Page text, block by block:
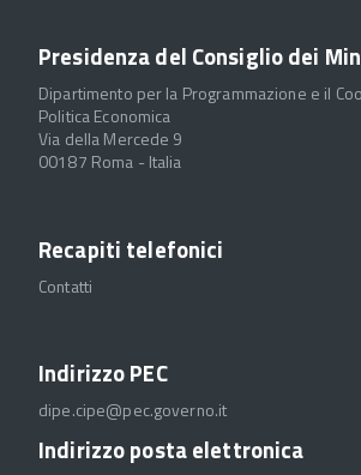
Presidenza del Consiglio dei
Dipartimento per la Programmazione e il
Politica Economica
Via della Mercede 9
00187 Roma - Italia
Recapiti telefonici
Contatti
Indirizzo PEC
dipe.cipe@pec.governo.it
Indirizzo posta elettronica